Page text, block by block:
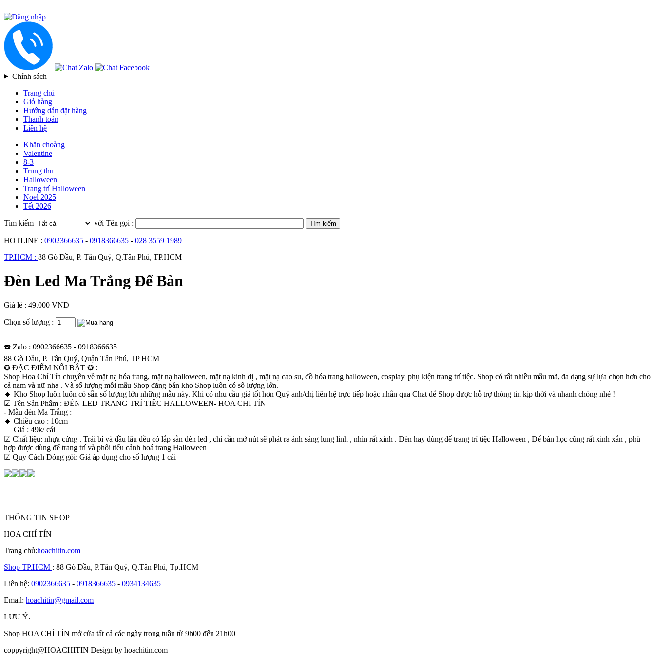
Chính sách
Trang chủ
Giỏ hàng
Hướng dẫn đặt hàng
Thanh toán
Liên hệ
Khăn choàng
Valentine
8-3
Trung thu
Halloween
Trang trí Halloween
Noel 2025
Tết 2026
Tìm kiếm với Tên gọi :
HOTLINE : 0902366635 - 0918366635 - 028 3559 1989
TP.HCM : 88 Gò Dầu, P. Tân Quý, Q.Tân Phú, TP.HCM
Đèn Led Ma Trắng Để Bàn
Giá lẻ : 49.000 VNĐ
Chọn số lượng :
☎️ Zalo : 0902366635 - 0918366635
88 Gò Dầu, P. Tân Quý, Quận Tân Phú, TP HCM
✪ ĐẶC ĐIỂM NỔI BẬT ✪ :
Shop Hoa Chí Tín chuyên về mặt nạ hóa trang, mặt nạ halloween, mặt nạ kinh dị , mặt nạ cao su, đồ hóa trang halloween, cosplay, phụ kiện trang trí tiệc. Shop có rất nhiều mẫu mã, đa dạng sự lựa chọn hơn cho
cả nam và nữ nha . Và số lượng mỗi mẫu Shop đăng bán kho Shop luôn có số lượng lớn.
🔸 Kho Shop luôn luôn có sẵn số lượng lớn những mẫu này. Khi có nhu cầu giá tốt hơn Quý anh/chị liên hệ trực tiếp hoặc nhắn qua Chat để Shop được hỗ trợ thông tin kịp thời và nhanh chóng nhé !
☑ Tên Sản Phẩm : ĐÈN LED TRANG TRÍ TIỆC HALLOWEEN- HOA CHÍ TÍN
- Mẫu đèn Ma Trắng :
🔸 Chiều cao : 10cm
🔸 Giá : 49k/ cái
☑ Chất liệu: nhựa cứng . Trái bí và đầu lâu đều có lắp sẵn đèn led , chỉ cần mở nút sẽ phát ra ánh sáng lung linh , nhìn rất xinh . Đèn hay dùng để trang trí tiệc Halloween , Để bàn học cũng rất xinh xắn , phù
hợp được dùng để trang trí và phối tiểu cảnh hoá trang Halloween
☑ Quy Cách Đóng gói: Giá áp dụng cho số lượng 1 cái
THÔNG TIN SHOP
HOA CHÍ TÍN
Trang chủ:hoachitin.com
Shop TP.HCM : 88 Gò Dầu, P.Tân Quý, Q.Tân Phú, Tp.HCM
Liên hệ: 0902366635 - 0918366635 - 0934134635
Email: hoachitin@gmail.com
LƯU Ý:
Shop HOA CHÍ TÍN mở cửa tất cả các ngày trong tuần từ 9h00 đến 21h00
coppyright@HOACHITIN Design by hoachitin.com